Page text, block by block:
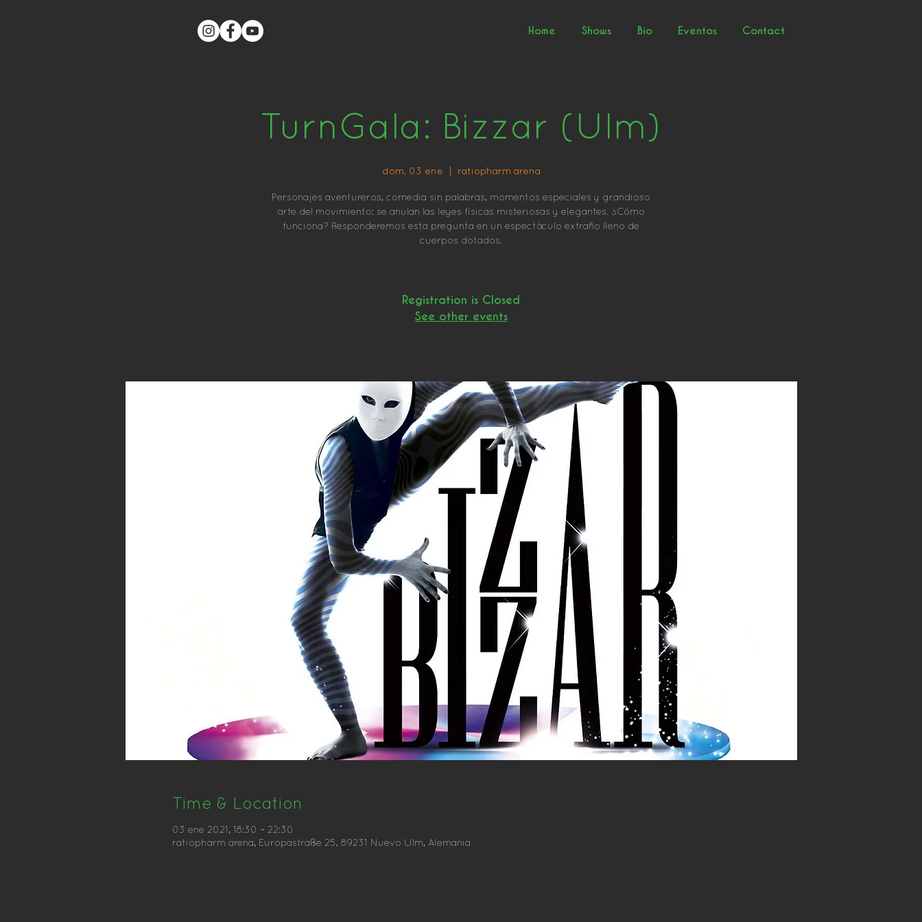
Home Shows Bio Eventos Contact
TurnGala: Bizzar (Ulm)
dom, 03 ene ratiopharm arena
Personajes aventureros, comedia sin palabras, momentos especiales y grandioso
arte del movimiento: se anulan las leyes físicas misteriosas y elegantes. ¿Cómo
funciona? Responderemos esta pregunta en un espectáculo extraño lleno de
cuerpos dotados.
Registration is Closed
See other events
Time & Location
03 ene 2021, 18:30 – 22:30
ratiopharm arena, Europastraße 25, 89231 Nuevo Ulm, Alemania